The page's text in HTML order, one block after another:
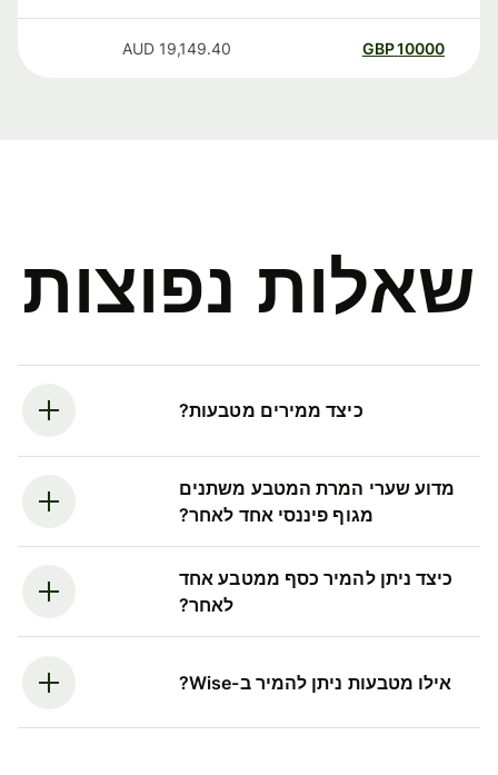
10000
GBP
19,149.40
AUD
שאלות נפוצות
כיצד ממירים מטבעות?
מדוע שערי המרת המטבע משתנים
מגוף פיננסי אחד לאחר?
כיצד ניתן להמיר כסף ממטבע אחד
לאחר?
אילו מטבעות ניתן להמיר ב-Wise?